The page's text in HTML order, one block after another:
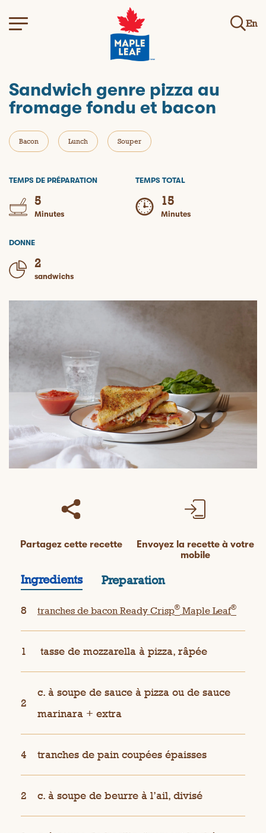
En
Sandwich genre pizza au
fromage fondu et bacon
Bacon Lunch Souper
TEMPS DE PRÉPARATION
5
Minutes
TEMPS TOTAL
15
Minutes
DONNE
2
sandwichs
Partagez cette recette
Envoyez la recette à votre
mobile
Ingredients Preparation
8 tranches de bacon Ready Crisp® Maple Leaf®
1 tasse de mozzarella à pizza, râpée
2
c. à soupe de sauce à pizza ou de sauce
marinara + extra
4 tranches de pain coupées épaisses
2 c. à soupe de beurre à l’ail, divisé